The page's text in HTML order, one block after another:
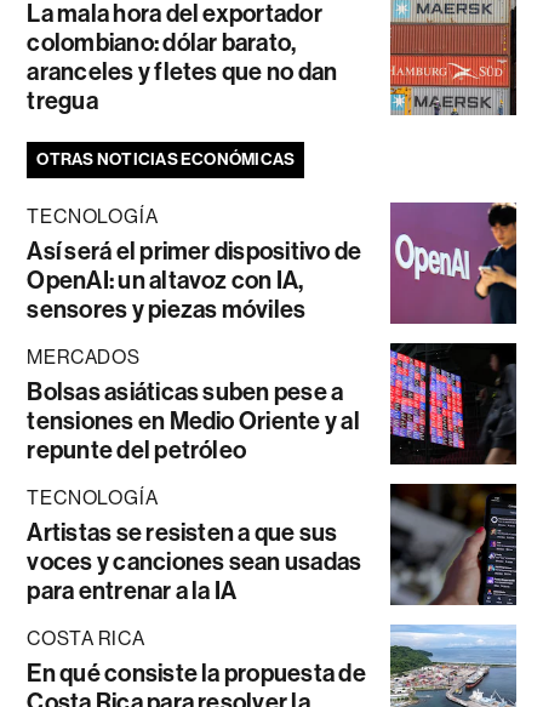
La mala hora del exportador
colombiano: dólar barato,
aranceles y fletes que no dan
tregua
OTRAS NOTICIAS ECONÓMICAS
TECNOLOGÍA
Así será el primer dispositivo de
OpenAI: un altavoz con IA,
sensores y piezas móviles
MERCADOS
Bolsas asiáticas suben pese a
tensiones en Medio Oriente y al
repunte del petróleo
TECNOLOGÍA
Artistas se resisten a que sus
voces y canciones sean usadas
para entrenar a la IA
COSTA RICA
En qué consiste la propuesta de